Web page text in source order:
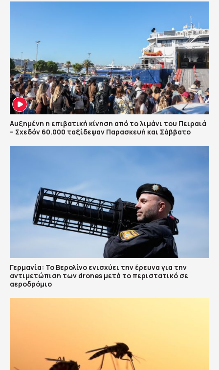
Αυξημένη η επιβατική κίνηση από το λιμάνι του Πειραιά
– Σχεδόν 60.000 ταξίδεψαν Παρασκευή και Σάββατο
Γερμανία: Το Βερολίνο ενισχύει την έρευνα για την
αντιμετώπιση των drones μετά το περιστατικό σε
αεροδρόμιο